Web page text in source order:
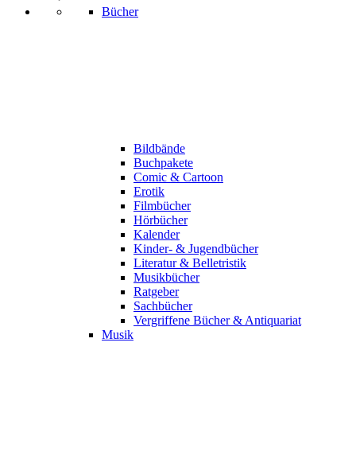
Bücher
Bildbände
Buchpakete
Comic & Cartoon
Erotik
Filmbücher
Hörbücher
Kalender
Kinder- & Jugendbücher
Literatur & Belletristik
Musikbücher
Ratgeber
Sachbücher
Vergriffene Bücher & Antiquariat
Musik